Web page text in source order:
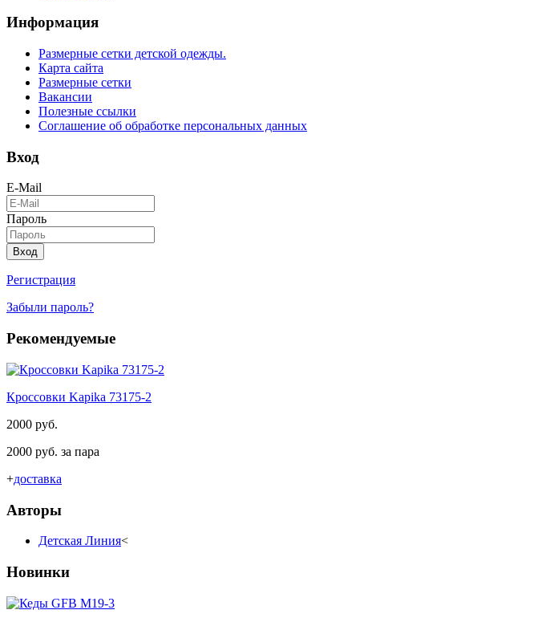
Информация
Размерные сетки детской одежды.
Карта сайта
Размерные сетки
Вакансии
Полезные ссылки
Соглашение об обработке персональных данных
Вход
E-Mail
Пароль
Вход
Регистрация
Забыли пароль?
Рекомендуемые
Кроссовки Kapika 73175-2
2000 руб.
2000 руб. за пара
+доставка
Авторы
Детская Линия<
Новинки